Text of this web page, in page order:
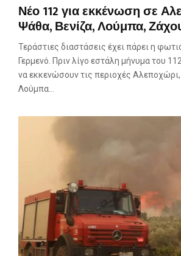
Νέο 112 για εκκένωση σε
Ψάθα, Βενίζα, Λούμπα,
Τεράστιες διαστάσεις έχει πάρει η
Γερμενό. Πριν λίγο εστάλη μήνυμα του
να εκκενώσουν τις περιοχές
Λούμπα...